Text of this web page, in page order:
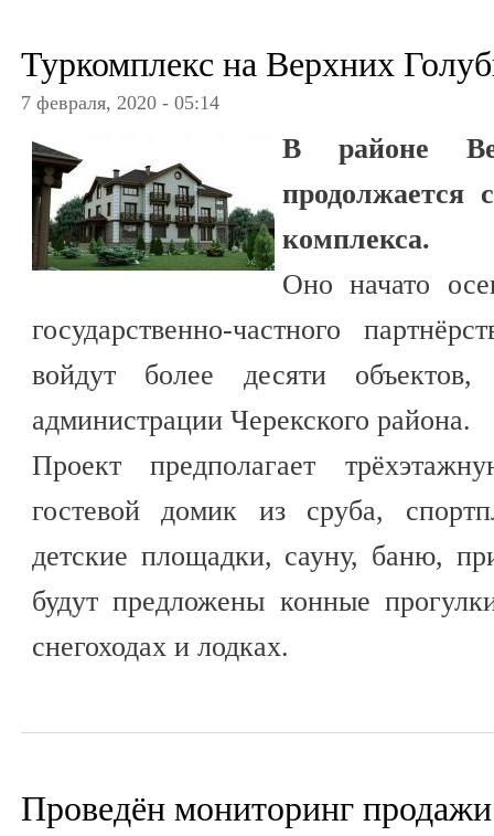
Туркомплекс на Верхних
7 февраля, 2020 - 05:14
В районе
продолжается
комплекса.
Оно начато
государственно-частного
войдут более десяти объектов,
администрации Черекского района.
Проект предполагает
гостевой домик из сруба,
детские площадки, сауну, баню,
будут предложены конные
снегоходах и лодках.
Проведён мониторинг